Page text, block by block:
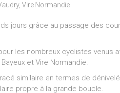
, Vire Normandie
jours grâce au passage des
les nombreux cyclistes venus
et Vire Normandie.
similaire en termes de
propre à la grande boucle.